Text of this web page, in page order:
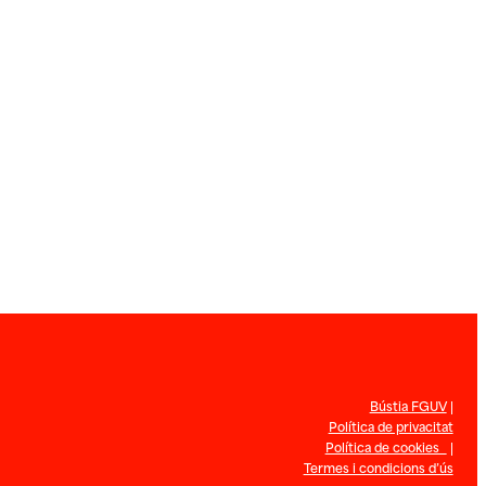
Bústia FGUV|
Política de privacitat
Política de cookies |
Termes i condicions d’ús